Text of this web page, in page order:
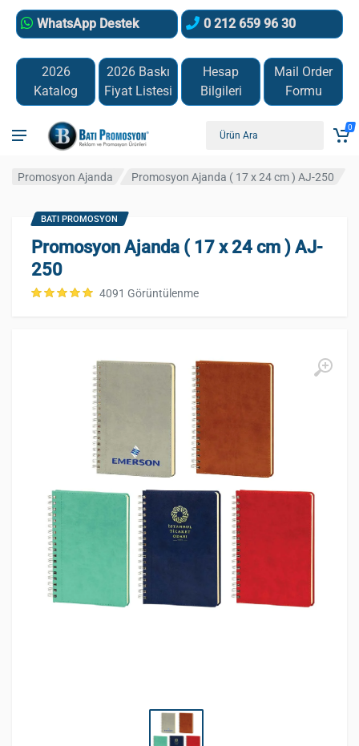
WhatsApp Destek 0 212 659 96 30
2026
Katalog
2026 Baskı
Fiyat Listesi
Hesap
Bilgileri
Mail Order
Formu
0
Promosyon Ajanda Promosyon Ajanda ( 17 x 24 cm ) AJ-250
Promosyon Ajanda ( 17 x 24 cm ) AJ-
250
4091 Görüntülenme
BATI PROMOSYON